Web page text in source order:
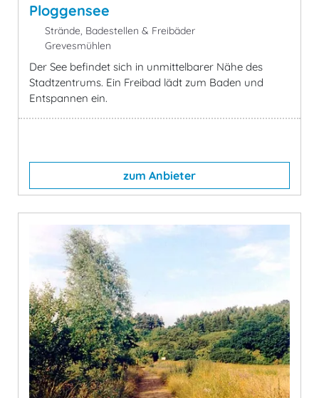
Ploggensee
Strände, Badestellen & Freibäder
Grevesmühlen
Der See befindet sich in unmittelbarer Nähe des
Stadtzentrums. Ein Freibad lädt zum Baden und
Entspannen ein.
zum Anbieter